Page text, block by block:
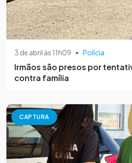
3 de abril às 11h09 • Polícia
Irmãos são presos por
contra família
CAPTURA